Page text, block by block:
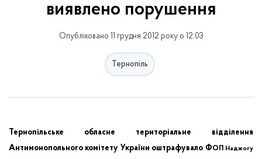
виявлено порушення
Опубліковано 11 грудня 2012 року о 12:03
Тернопіль
Тернопільське обласне територіальне відділення
Антимонопольного комітету України оштрафувало ФОП Наджогу